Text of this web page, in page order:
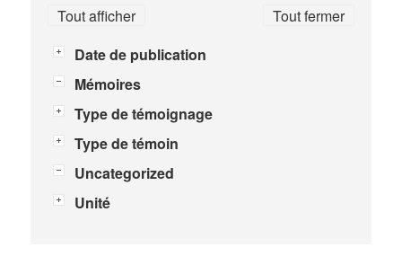
Tout fermer
Tout afficher
Date de publication
Mémoires
Type de témoignage
Type de témoin
Uncategorized
Unité